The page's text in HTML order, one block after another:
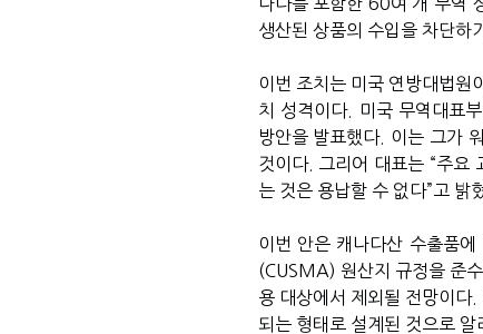
생산된 상품의 수입을 차단하
이번 조치는 미국 연방대법원
치 성격이다. 미국 무역대표
방안을 발표했다. 이는 그가
것이다. 그리어 대표는 “주요
는 것은 용납할 수 없다”고 밝
이번 안은 캐나다산 수출품
(CUSMA) 원산지 규정을 준
용 대상에서 제외될 전망이
되는 형태로 설계된 것으로